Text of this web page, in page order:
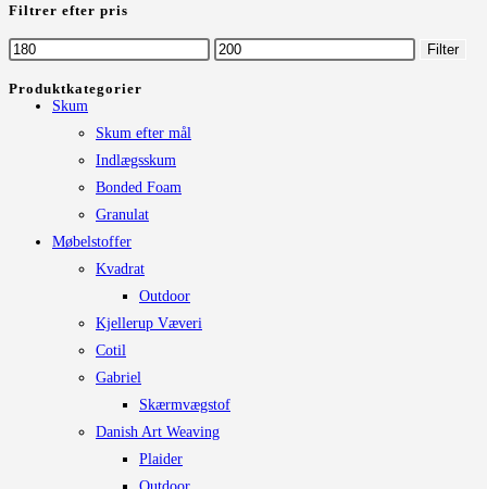
Mulighederne
Filtrer efter pris
Mindste
Højeste
Filter
Produktkategorier
Skum
Skum efter mål
Indlægsskum
Bonded Foam
Granulat
Møbelstoffer
Kvadrat
Outdoor
Kjellerup Væveri
Cotil
Gabriel
Skærmvægstof
Danish Art Weaving
Plaider